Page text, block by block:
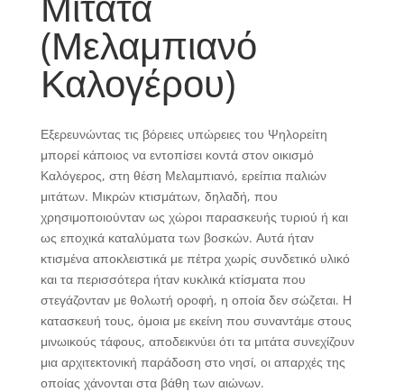
(Μελαμπιανό
Καλογέρου)
Εξερευνώντας τις βόρειες υπώρειες του Ψηλορείτη
μπορεί κάποιος να εντοπίσει κοντά στον οικισμό
Καλόγερος, στη θέση Μελαμπιανό, ερείπια παλιών
μιτάτων. Μικρών κτισμάτων, δηλαδή, που
χρησιμοποιούνταν ως χώροι παρασκευής τυριού ή και
ως εποχικά καταλύματα των βοσκών. Αυτά ήταν
κτισμένα αποκλειστικά με πέτρα χωρίς συνδετικό υλικό
και τα περισσότερα ήταν κυκλικά κτίσματα που
στεγάζονταν με θολωτή οροφή, η οποία δεν σώζεται. Η
κατασκευή τους, όμοια με εκείνη που συναντάμε στους
μινωικούς τάφους, αποδεικνύει ότι τα μιτάτα συνεχίζουν
μια αρχιτεκτονική παράδοση στο νησί, οι απαρχές της
οποίας χάνονται στα βάθη των αιώνων.